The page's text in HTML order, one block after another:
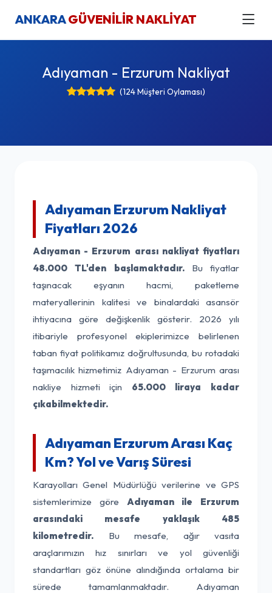
ANKARAGÜVENİLİR NAKLİYAT
Adıyaman - Erzurum Nakliyat
(124 Müşteri Oylaması)
Adıyaman Erzurum Nakliyat
Fiyatları 2026
Adıyaman - Erzurum arası nakliyat fiyatları
48.000 TL'den başlamaktadır.Bu fiyatlar
taşınacak eşyanın hacmi, paketleme
materyallerinin kalitesi ve binalardaki asansör
ihtiyacına göre değişkenlik gösterir. 2026 yılı
itibariyle profesyonel ekiplerimizce belirlenen
taban fiyat politikamız doğrultusunda, bu rotadaki
taşımacılık hizmetimiz Adıyaman - Erzurum arası
nakliye hizmeti için 65.000 liraya kadar
çıkabilmektedir.
Adıyaman Erzurum Arası Kaç
Km? Yol ve Varış Süresi
Karayolları Genel Müdürlüğü verilerine ve GPS
sistemlerimize göre Adıyaman ile Erzurum
arasındaki mesafe yaklaşık 485
kilometredir. Bu mesafe, ağır vasıta
araçlarımızın hız sınırları ve yol güvenliği
standartları göz önüne alındığında ortalama bir
sürede tamamlanmaktadır. Adıyaman